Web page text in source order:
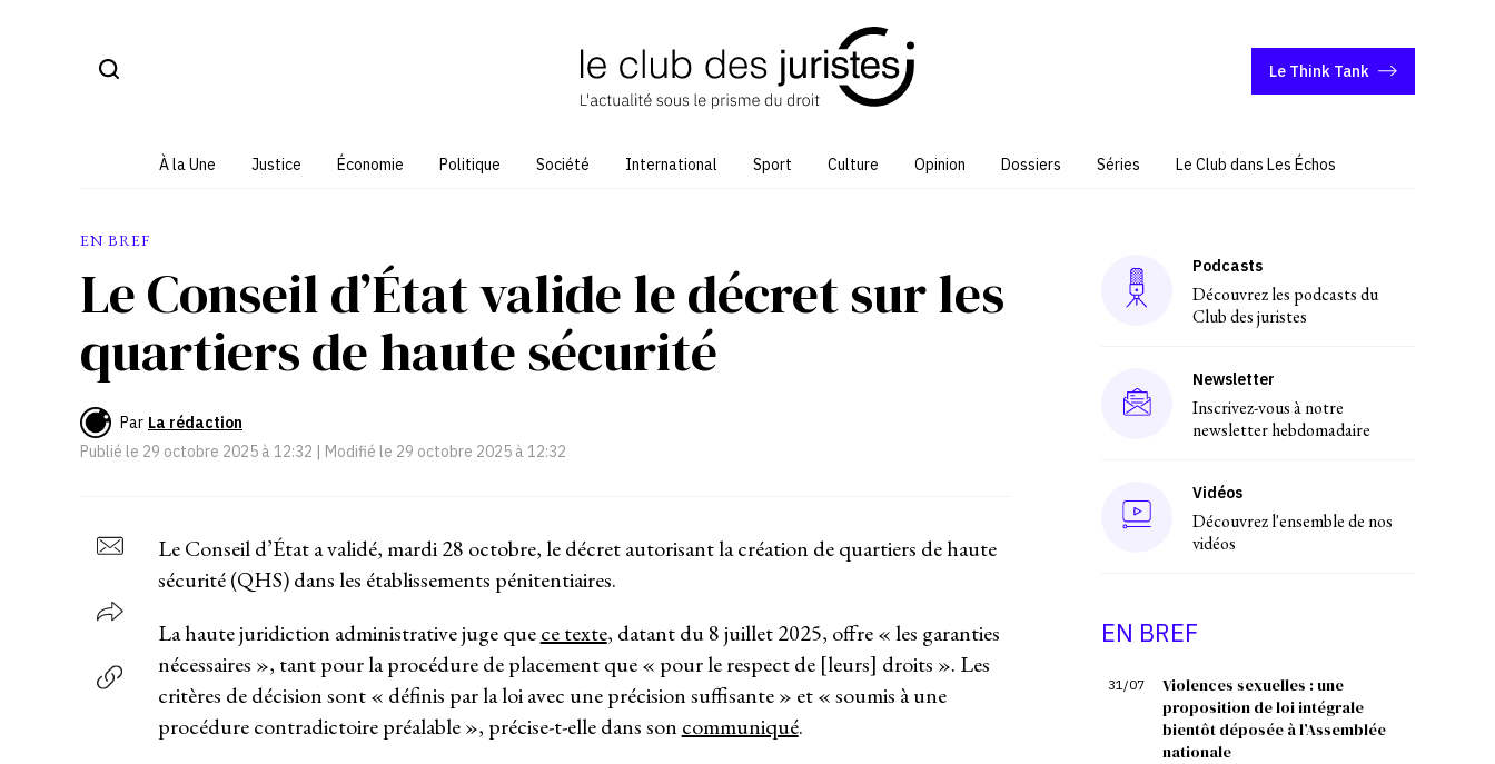
Le Think Tank
À la Une Justice Économie Politique Société International Sport Culture Opinion Dossiers Séries Le Club dans Les Échos
EN BREF
Le Conseil d’État valide le décret sur les
quartiers de haute sécurité
Par La rédaction
Publié le 29 octobre 2025 à 12:32 | Modifié le 29 octobre 2025 à 12:32
Le Conseil d’État a validé, mardi 28 octobre, le décret autorisant la création de quartiers de haute
sécurité (QHS) dans les établissements pénitentiaires.
La haute juridiction administrative juge quece texte, datant du 8 juillet 2025, offre « les garanties
nécessaires », tant pour la procédure de placement que « pour le respect de [leurs] droits ». Les
critères de décision sont « définis par la loi avec une précision suffisante » et « soumis à une
procédure contradictoire préalable », précise-t-elle dans son communiqué.
Podcasts
Découvrez les podcasts du
Club des juristes
Newsletter
Inscrivez-vous à notre
newsletter hebdomadaire
Vidéos
Découvrez l'ensemble de nos
vidéos
EN BREF
31/07
Violences sexuelles : une
proposition de loi intégrale
bientôt déposée à l’Assemblée
nationale